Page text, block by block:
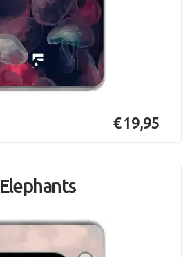
€ 19,95
Elephants